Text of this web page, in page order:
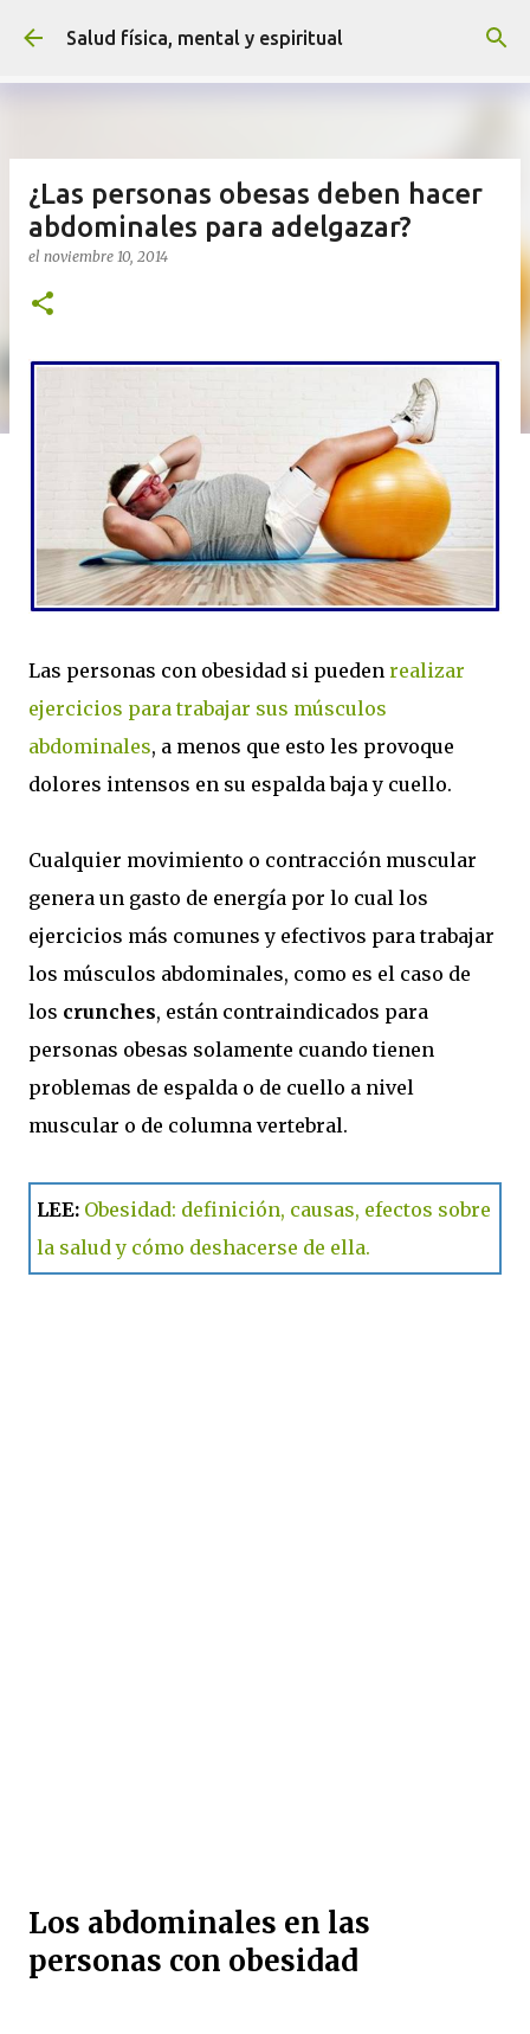
Ir al contenido principal
Salud física, mental y espiritual
¿Las personas obesas deben hacer
abdominales para adelgazar?
el noviembre 10, 2014
Las personas con obesidad si pueden realizar
ejercicios para trabajar sus músculos
abdominales, a menos que esto les provoque
dolores intensos en su espalda baja y cuello.
Cualquier movimiento o contracción muscular
genera un gasto de energía por lo cual los
ejercicios más comunes y efectivos para trabajar
los músculos abdominales, como es el caso de
los crunches, están contraindicados para
personas obesas solamente cuando tienen
problemas de espalda o de cuello a nivel
muscular o de columna vertebral.
LEE: Obesidad: definición, causas, efectos sobre
la salud y cómo deshacerse de ella.
Los abdominales en las
personas con obesidad